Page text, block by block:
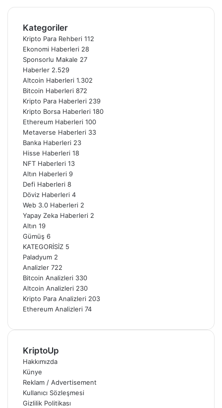
Kategoriler
Kripto Para Rehberi 112
Ekonomi Haberleri 28
Sponsorlu Makale 27
Haberler 2.529
Altcoin Haberleri 1.302
Bitcoin Haberleri 872
Kripto Para Haberleri 239
Kripto Borsa Haberleri 180
Ethereum Haberleri 100
Metaverse Haberleri 33
Banka Haberleri 23
Hisse Haberleri 18
NFT Haberleri 13
Altın Haberleri 9
Defi Haberleri 8
Döviz Haberleri 4
Web 3.0 Haberleri 2
Yapay Zeka Haberleri 2
Altın 19
Gümüş 6
KATEGORİSİZ 5
Paladyum 2
Analizler 722
Bitcoin Analizleri 330
Altcoin Analizleri 230
Kripto Para Analizleri 203
Ethereum Analizleri 74
KriptoUp
Hakkımızda
Künye
Reklam / Advertisement
Kullanıcı Sözleşmesi
Gizlilik Politikası